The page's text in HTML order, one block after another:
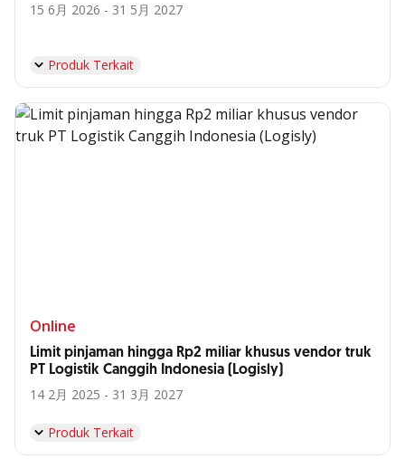
15 6月 2026 - 31 5月 2027
Produk Terkait
Online
Limit pinjaman hingga Rp2 miliar khusus vendor truk
PT Logistik Canggih Indonesia (Logisly)
14 2月 2025 - 31 3月 2027
Produk Terkait